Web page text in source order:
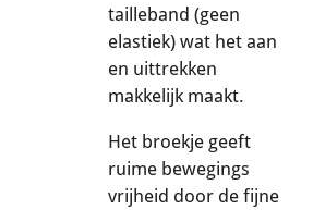
tailleband (geen
elastiek) wat het aan
en uittrekken
makkelijk maakt.
Het broekje geeft
ruime bewegings
vrijheid door de fijne